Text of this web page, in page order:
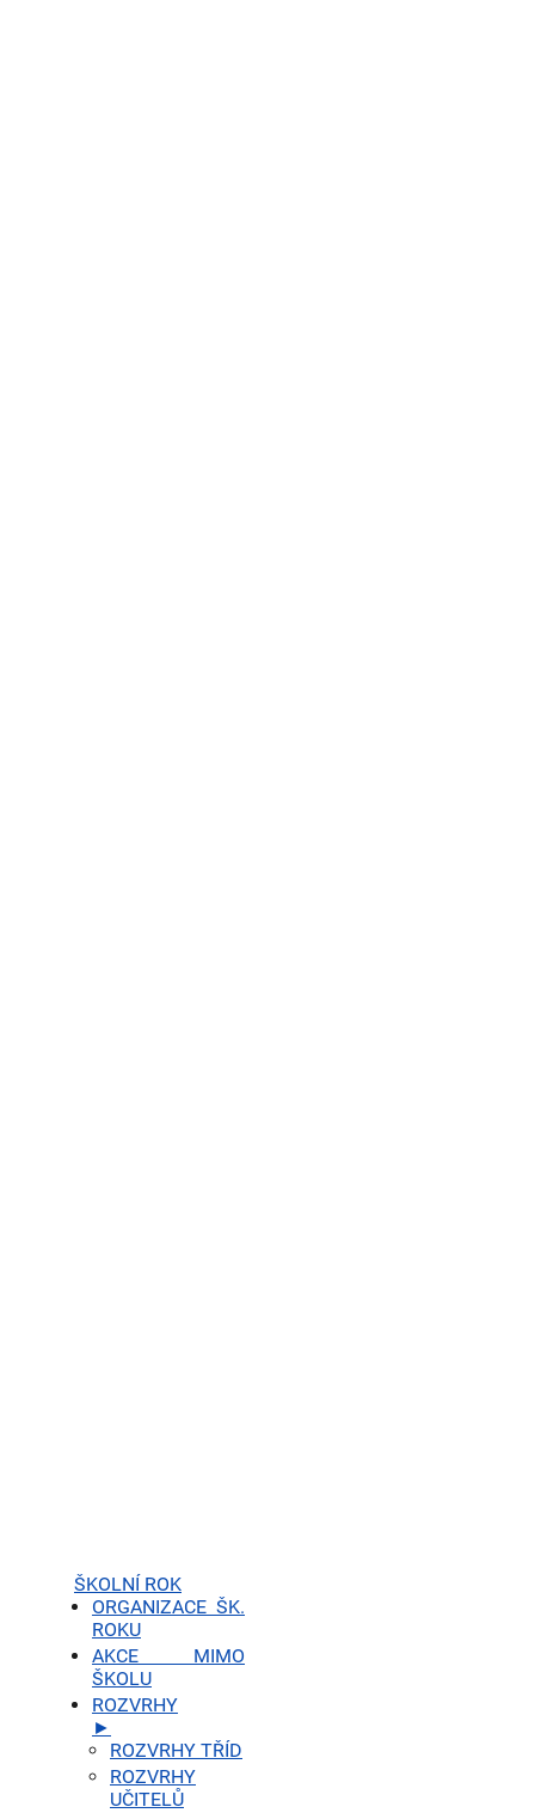
ŠKOLNÍ ROK
ORGANIZACE ŠK.
ROKU
AKCE MIMO
ŠKOLU
ROZVRHY
►
ROZVRHY TŘÍD
ROZVRHY
UČITELŮ